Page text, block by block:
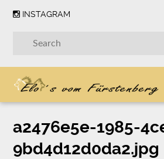
INSTAGRAM
a2476e5e-1985-
9bd4d12d0da2.jpg